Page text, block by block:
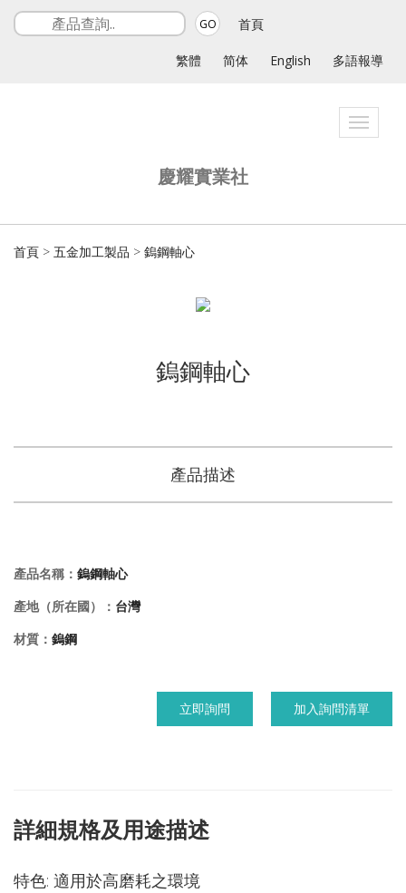
GO 首頁
繁體 简体 English 多語報導
Toggle
慶耀實業社
首頁 > 五金加工製品 > 鎢鋼軸心
鎢鋼軸心
產品描述
產品名稱： 鎢鋼軸心
產地（所在國）： 台灣
材質： 鎢鋼
立即詢問 加入詢問清單
詳細規格及用途描述
特色: 適用於高磨耗之環境